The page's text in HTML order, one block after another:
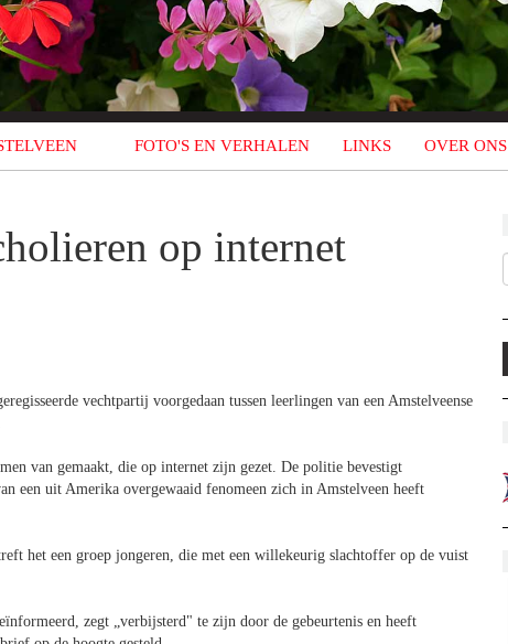
FOTO'S EN VERHALEN LINKS OVER ONS
op internet
vechtpartij voorgedaan tussen leerlingen van een Amstelveense
van gemaakt, die op internet zijn gezet. De politie bevestigt
een uit Amerika overgewaaid fenomeen zich in Amstelveen heeft
het een groep jongeren, die met een willekeurig slachtoffer op de vuist
zegt „verbijsterd" te zijn door de gebeurtenis en heeft